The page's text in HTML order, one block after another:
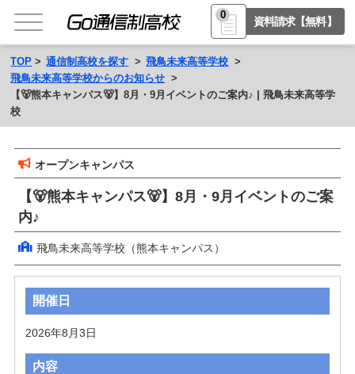
0
資料請求【無料】
TOP 通信制高校を探す
飛鳥未来高等学校
飛鳥未来高等学校からのお知らせ
【🐻熊本キャンパス🐻】8月・9月イベントのご案内♪ | 飛鳥未来高等学
校
オープンキャンパス
【🐻熊本キャンパス🐻】8月・9月イベントのご案
内♪
飛鳥未来高等学校（熊本キャンパス）
開催日
2026年8月3日
内容